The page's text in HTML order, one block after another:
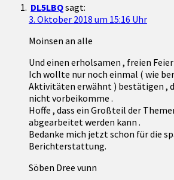
DL5LBQsagt:
3. Oktober 2018 um 15:16 Uhr
Moinsen an alle
Und einen erholsamen , freien
Ich wollte nur noch einmal ( wie
Aktivitäten erwähnt ) bestätigen ,
nicht vorbeikomme .
Hoffe , dass ein Großteil der
abgearbeitet werden kann .
Bedanke mich jetzt schon für die
Berichterstattung.
Söben Dree vunn